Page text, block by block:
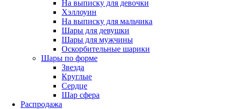
На выписку для девочки
Хэллоуин
На выписку для мальчика
Шары для девушки
Шары для мужчины
Оскорбительные шарики
Шары по форме
Звезда
Круглые
Сердце
Шар сфера
Распродажа